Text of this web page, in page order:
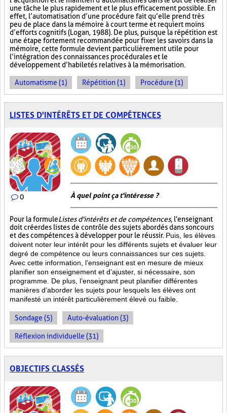
une tâche le plus rapidement et le plus efficacement possible. En
effet, l’automatisation d’une procédure fait qu’elle prend très
peu de place dans la mémoire à court terme et requiert moins
d’efforts cognitifs (Logan, 1988). De plus, puisque la répétition est
une étape fortement recommandée pour fixer les savoirs dans la
mémoire, cette formule devient particulièrement utile pour
l’intégration des connaissances procédurales et le
développement d’habiletés relatives à la mémorisation.
Automatisme (1) Répétition (1) Procédure (1)
LISTES D'INTÉRÊTS ET DE COMPÉTENCES
0 À quel point ça t'intéresse ?
Pour la formuleListes d'intérêts et de compétences, l'enseignant
doit créer des listes de contrôle des sujets abordés dans son cours
et des compétences à développer pour le réussir. Puis, les élèves
doivent noter leur intérêt pour les différents sujets et évaluer leur
degré de compétence ou leurs connaissances sur ces sujets.
Avec cette information, l’enseignant est en mesure de mieux
planifier son enseignement et d’ajuster, si nécessaire, son
programme. De plus, l’enseignant peut planifier différentes
manières d’aborder les sujets pour lesquels les élèves ont
manifesté un intérêt particulièrement élevé ou faible.
Sondage (5) Auto-évaluation (3)
Réflexion individuelle (31)
OBJECTIFS CLASSÉS